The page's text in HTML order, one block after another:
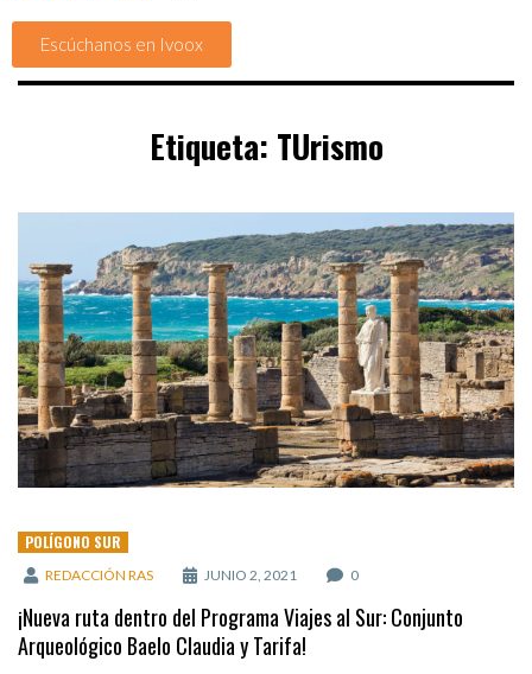
Escúchanos en Ivoox
Etiqueta: TUrismo
POLÍGONO SUR
REDACCIÓN RAS JUNIO 2, 2021 0
¡Nueva ruta dentro del Programa Viajes al Sur: Conjunto
Arqueológico Baelo Claudia y Tarifa!